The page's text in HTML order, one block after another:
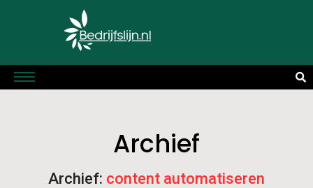
Archief
Archief: content automatiseren